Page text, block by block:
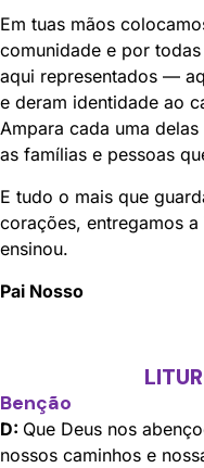
Em tuas mãos
comunidade e por
aqui representados —
e deram identidade ao
Ampara cada uma
as famílias e pessoas
E tudo o mais que
corações, entregamos
ensinou.
Pai Nosso
Benção
D: Que Deus nos
nossos caminhos e